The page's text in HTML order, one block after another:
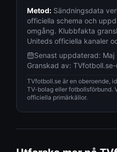
Metod: Sändningsdata
officiella schema och
omgång. Klubbfakta
Uniteds officiella kanaler
Senast uppdaterad: Maj
Granskad av:
TVfotboll.se är en oberoende,
TV-bolag eller fotbollsförbund.
officiella primärkällor.